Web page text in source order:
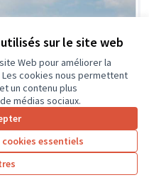
sur le site web
Web pour améliorer la
cookies nous permettent
un contenu plus
médias sociaux.
essentiels